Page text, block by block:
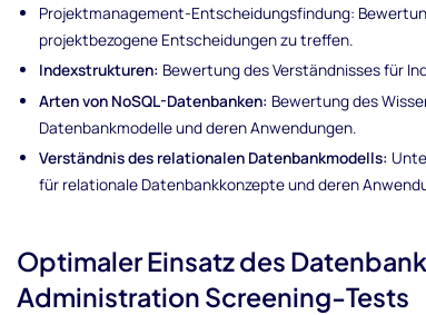
Projektmanagement-Entscheidungsfindung:
projektbezogene Entscheidungen zu treffen.
Indexstrukturen: Bewertung des Verständnisses für
Arten von NoSQL-Datenbanken: Bewertung des
Datenbankmodelle und deren Anwendungen.
Verständnis des relationalen Datenbankmodells:
für relationale Datenbankkonzepte und deren
Optimaler Einsatz des
Administration Screening-Tests